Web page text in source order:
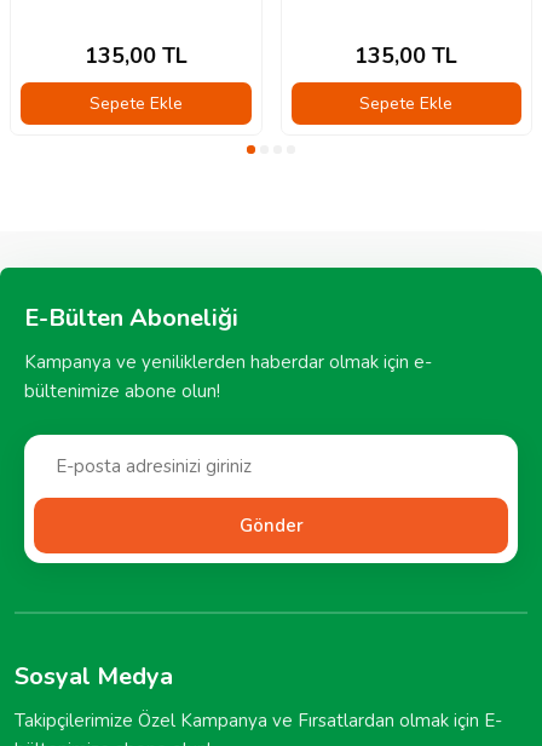
135,00TL
Sepete Ekle
135,00 TL
Sepete Ekle
E-Bülten Aboneliği
Kampanya ve yeniliklerden haberdar olmak için e-
bültenimize abone olun!
Gönder
Sosyal Medya
Takipçilerimize Özel Kampanya ve Fırsatlardan olmak için E-